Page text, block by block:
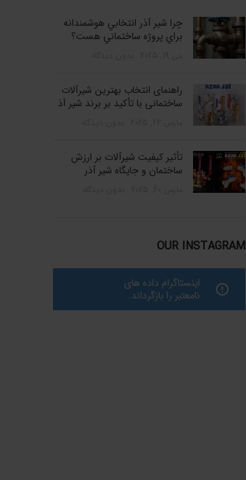
چرا شير آذر انتخابي هوشمندانه
براي پروژه ساختماني هست؟
راهنمای انتخاب بهترین شیرآلات
ساختمانی با تأکید بر برند شیر آذ
تأثیر کیفیت شیرآلات بر ارزش
ساختمان و جایگاه شیر آذر
OUR INSTAGRAM
اینستاگرام داده های
نامعتبر را بازگرداند.